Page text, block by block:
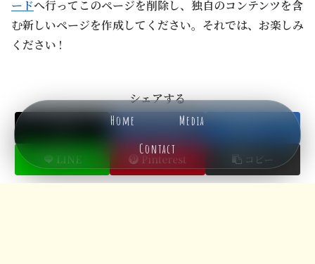
Home
Media
Contact
ードへ行ってこのページを削除し、独自のコンテンツを含
む新しいページを作成してください。それでは、お楽しみ
ください !
シェアする
Facebook
LINE Pinterest コピー
メニュー ホーム 検索 トップ サイドバー